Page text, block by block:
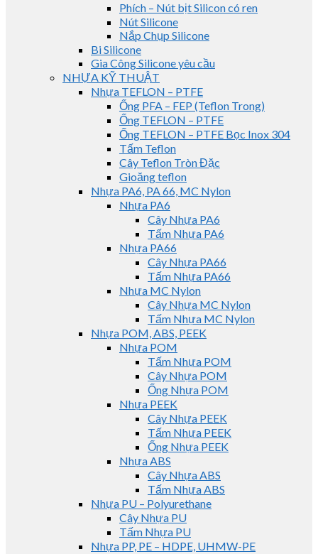
Phích – Nút bịt Silicon có ren
Nút Silicone
Nắp Chụp Silicone
Bi Silicone
Gia Công Silicone yêu cầu
NHỰA KỸ THUẬT
Nhựa TEFLON – PTFE
Ống PFA – FEP (Teflon Trong)
Ống TEFLON – PTFE
Ống TEFLON – PTFE Bọc Inox 304
Tấm Teflon
Cây Teflon Tròn Đặc
Gioăng teflon
Nhựa PA6, PA 66, MC Nylon
Nhựa PA6
Cây Nhựa PA6
Tấm Nhựa PA6
Nhựa PA66
Cây Nhựa PA66
Tấm Nhựa PA66
Nhựa MC Nylon
Cây Nhựa MC Nylon
Tấm Nhựa MC Nylon
Nhựa POM, ABS, PEEK
Nhựa POM
Tấm Nhựa POM
Cây Nhựa POM
Ống Nhựa POM
Nhựa PEEK
Cây Nhựa PEEK
Tấm Nhựa PEEK
Ống Nhựa PEEK
Nhựa ABS
Cây Nhựa ABS
Tấm Nhựa ABS
Nhựa PU – Polyurethane
Cây Nhựa PU
Tấm Nhựa PU
Nhựa PP, PE – HDPE, UHMW-PE